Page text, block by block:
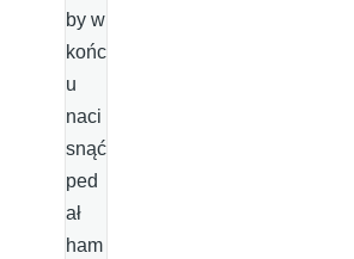
by w
końc
u
naci
snąć
ped
ał
ham